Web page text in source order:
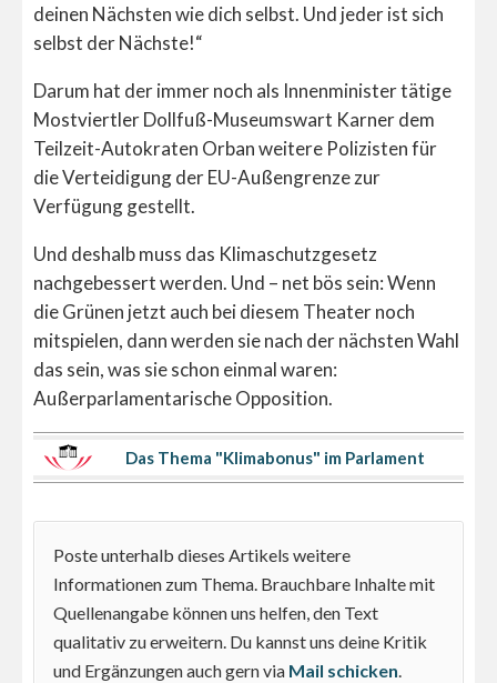
deinen Nächsten wie dich selbst. Und jeder ist sich
selbst der Nächste!“
Darum hat der immer noch als Innenminister tätige
Mostviertler Dollfuß-Museumswart Karner dem
Teilzeit-Autokraten Orban weitere Polizisten für
die Verteidigung der EU-Außengrenze zur
Verfügung gestellt.
Und deshalb muss das Klimaschutzgesetz
nachgebessert werden. Und – net bös sein: Wenn
die Grünen jetzt auch bei diesem Theater noch
mitspielen, dann werden sie nach der nächsten Wahl
das sein, was sie schon einmal waren:
Außerparlamentarische Opposition.
Das Thema "Klimabonus" im Parlament
Poste unterhalb dieses Artikels weitere
Informationen zum Thema. Brauchbare Inhalte mit
Quellenangabe können uns helfen, den Text
qualitativ zu erweitern. Du kannst uns deine Kritik
und Ergänzungen auch gern via Mail schicken.